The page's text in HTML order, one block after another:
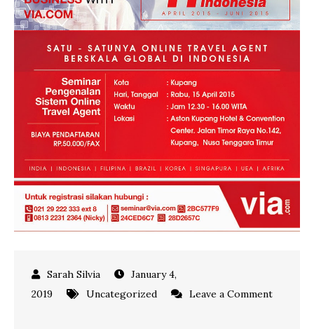
January 4,
2019
Uncategorized
Leave a Comment